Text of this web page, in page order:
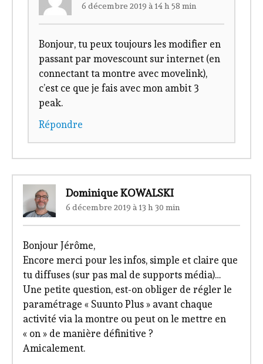
6 décembre 2019 à 14 h 58 min
Bonjour, tu peux toujours les modifier en
passant par movescount sur internet (en
connectant ta montre avec movelink),
c’est ce que je fais avec mon ambit 3
peak.
Répondre
Dominique KOWALSKI
6 décembre 2019 à 13 h 30 min
Bonjour Jérôme,
Encore merci pour les infos, simple et claire que
tu diffuses (sur pas mal de supports média)…
Une petite question, est-on obliger de régler le
paramétrage « Suunto Plus » avant chaque
activité via la montre ou peut on le mettre en
« on » de manière définitive ?
Amicalement.